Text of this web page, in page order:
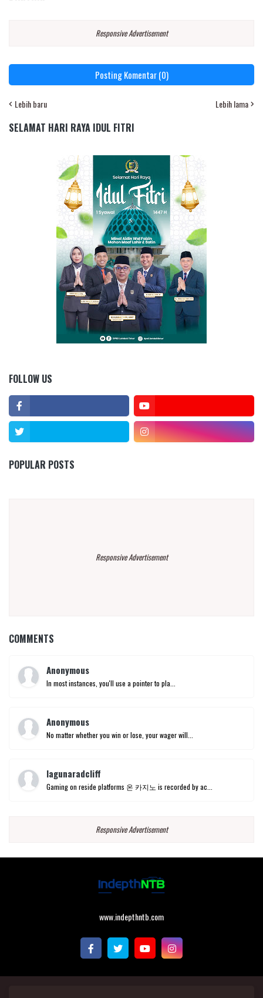
Responsive Advertisement
Posting Komentar (0)
Lebih baru Lebih lama
SELAMAT HARI RAYA IDUL FITRI
FOLLOW US
POPULAR POSTS
Responsive Advertisement
COMMENTS
Anonymous
In most instances, you'll use a pointer to pla...
Anonymous
No matter whether you win or lose, your wager will...
lagunaradcliff
Gaming on reside platforms 온 카지노 is recorded by ac...
Responsive Advertisement
www.indepthntb.com